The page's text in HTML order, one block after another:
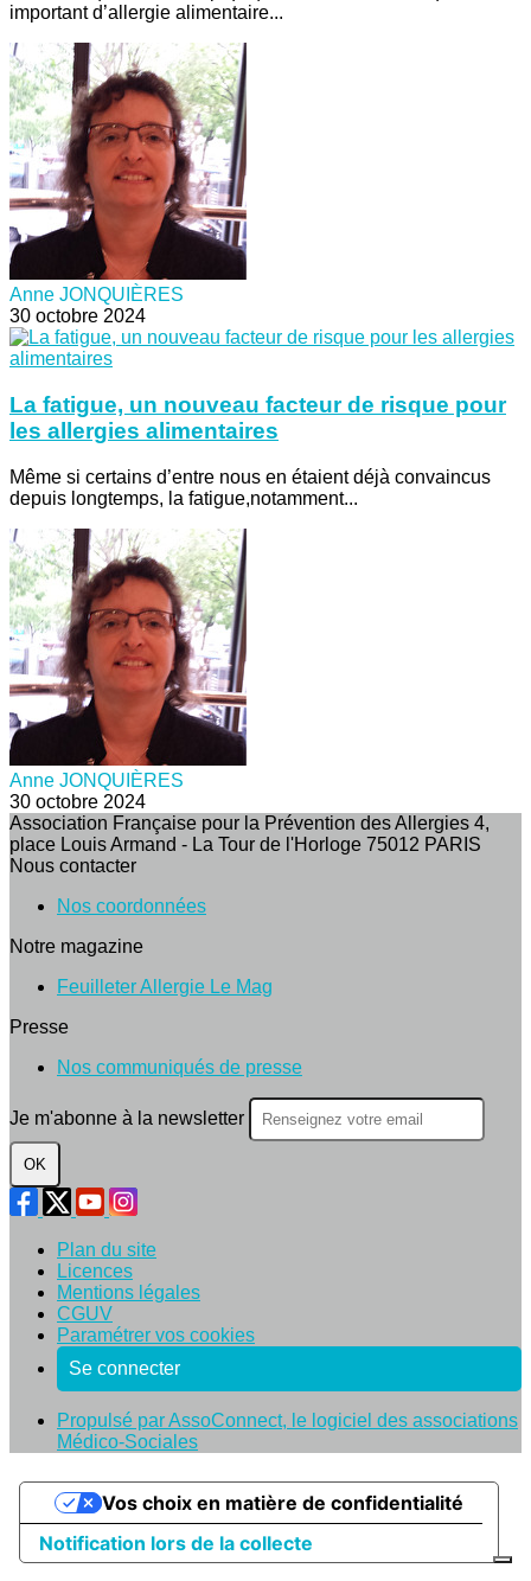
important d’allergie alimentaire...
Anne JONQUIÈRES
30 octobre 2024
La fatigue, un nouveau facteur de risque pour
les allergies alimentaires
Même si certains d’entre nous en étaient déjà convaincus
depuis longtemps, la fatigue,notamment...
Anne JONQUIÈRES
30 octobre 2024
Association Française pour la Prévention des Allergies 4,
place Louis Armand - La Tour de l'Horloge 75012 PARIS
Nous contacter
Nos coordonnées
Notre magazine
Feuilleter Allergie Le Mag
Presse
Nos communiqués de presse
Je m'abonne à la newsletter
OK
Plan du site
Licences
Mentions légales
CGUV
Paramétrer vos cookies
Se connecter
Propulsé par AssoConnect, le logiciel des associations
Médico-Sociales
Notification lors de la collecte
Vos choix en matière de confidentialité